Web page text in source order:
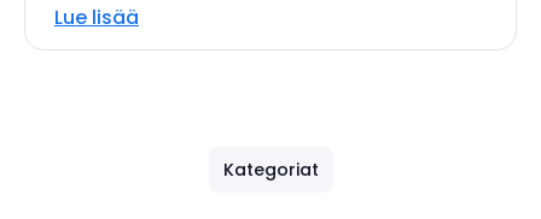
Lue lisää
Kategoriat